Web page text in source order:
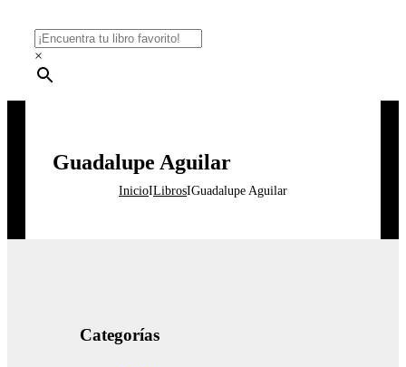
×
Guadalupe Aguilar
InicioILibrosIGuadalupe Aguilar
Categorías